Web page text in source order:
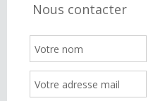
Nous contacter